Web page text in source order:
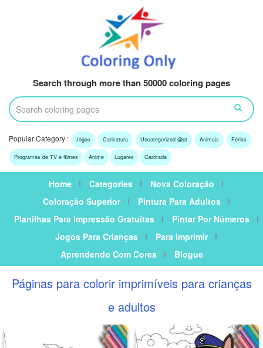
Search through more than 50000 coloring pages
Popular Category : Jogos Caricatura Uncategorized @pt Animais Férias
Programas de TV e filmes Anime Lugares Garotada
Home Categories
Nova Coloração
Coloração Superior
Pintura Para Adultos
Planilhas Para Impressão Gratuitas
Pintar Por Números
Jogos Para Crianças
Para Imprimir
Aprendendo Com Cores
Blogue
Páginas para colorir imprimíveis para crianças
e adultos